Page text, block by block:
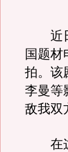
近日
国题
拍。该
李曼等
敌我双
在这